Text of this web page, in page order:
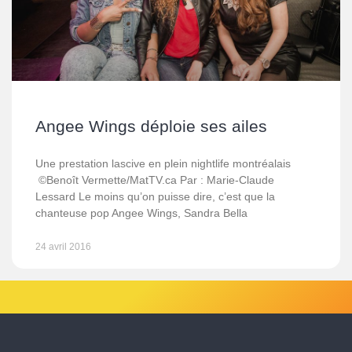
Angee Wings déploie ses ailes
Une prestation lascive en plein nightlife montréalais
©Benoît Vermette/MatTV.ca Par : Marie-Claude
Lessard Le moins qu’on puisse dire, c’est que la
chanteuse pop Angee Wings, Sandra Bella
24 avril 2016